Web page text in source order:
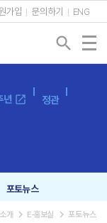
가입 문의하기 ENG
search
년 open_in_new 정관
포토뉴스
개 navigate_next E-홍보실 navigate_next 포토뉴스